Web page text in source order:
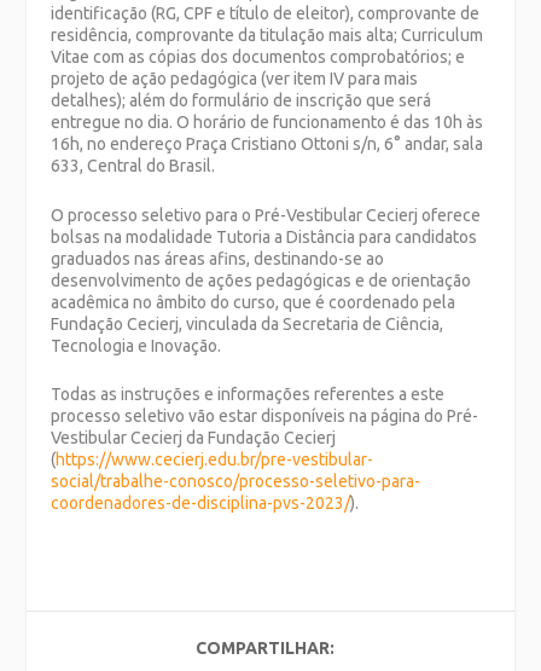
identificação (RG, CPF e título de eleitor), comprovante de
residência, comprovante da titulação mais alta; Curriculum
Vitae com as cópias dos documentos comprobatórios; e
projeto de ação pedagógica (ver item IV para mais
detalhes); além do formulário de inscrição que será
entregue no dia. O horário de funcionamento é das 10h às
16h, no endereço Praça Cristiano Ottoni s/n, 6° andar, sala
633, Central do Brasil.
O processo seletivopara o Pré-Vestibular Cecierjoferece
bolsas na modalidade Tutoria a Distância para candidatos
graduados nas áreas afins, destinando-se ao
desenvolvimento de ações pedagógicas e de orientação
acadêmica no âmbito do curso, que é coordenado pela
Fundação Cecierj, vinculada da Secretaria de Ciência,
Tecnologia e Inovação.
Todas as instruções e informações referentes a este
processo seletivo vão estar disponíveis na página do Pré-
Vestibular Cecierj da Fundação Cecierj
(https://www.cecierj.edu.br/pre-vestibular-
social/trabalhe-conosco/processo-seletivo-para-
coordenadores-de-disciplina-pvs-2023/).
COMPARTILHAR: